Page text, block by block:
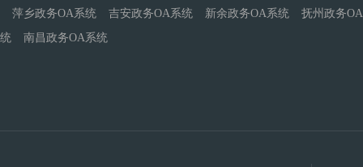
萍乡政务OA系统 吉安政务OA系统 新余政务OA系统
抚州政务
统
南昌政务OA系统